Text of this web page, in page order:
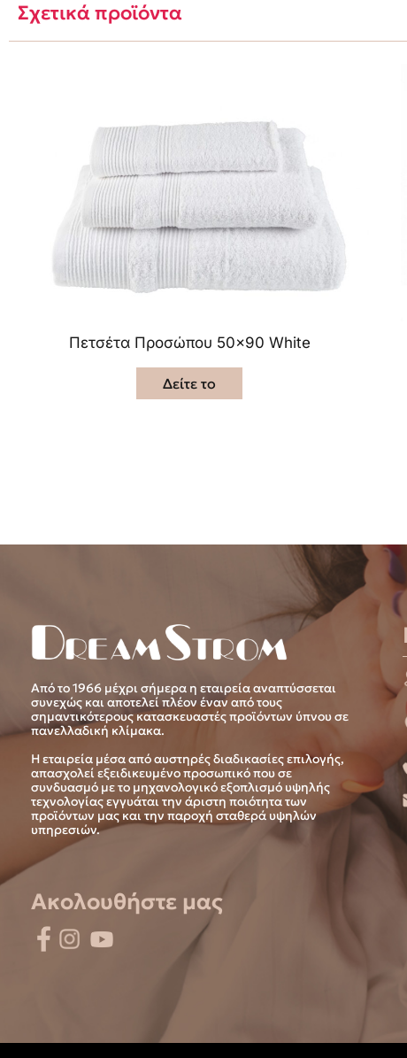
Σχετικά προϊόντα
Πετσέτα Προσώπου 50×90 White
Δείτε το
Από το 1966 μέχρι σήμερα η εταιρεία αναπτύσσεται
συνεχώς και αποτελεί πλέον έναν από τους
σημαντικότερους κατασκευαστές προϊόντων ύπνου σε
πανελλαδική κλίμακα.
Η εταιρεία μέσα από αυστηρές διαδικασίες επιλογής,
απασχολεί εξειδικευμένο προσωπικό που σε
συνδυασμό με το μηχανολογικό εξοπλισμό υψηλής
τεχνολογίας εγγυάται την άριστη ποιότητα των
προϊόντων μας και την παροχή σταθερά υψηλών
υπηρεσιών.
Ακολουθήστε μας